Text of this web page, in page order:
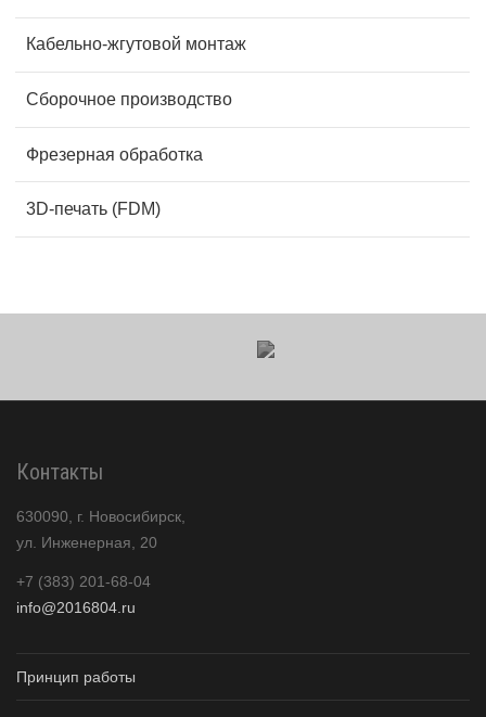
Кабельно-жгутовой монтаж
Сборочное производство
Фрезерная обработка
3D-печать (FDM)
Контакты
630090, г. Новосибирск,
ул. Инженерная, 20
+7 (383) 201-68-04
info@2016804.ru
Принцип работы